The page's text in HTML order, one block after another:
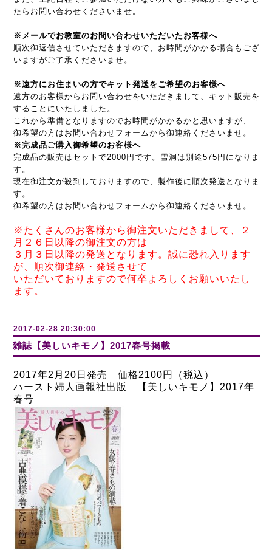
たらお問い合わせくださいませ。
※メールでお教室のお問い合わせいただいたお客様へ
順次御返信させていただきますので、お時間がかかる場合もござ
いますがご了承くださいませ。
※遠方にお住まいの方でキット発送をご希望のお客様へ
遠方のお客様からお問い合わせをいただきまして、キット販売を
することにいたしました。
これから準備となりますのでお時間がかかるかと思いますが、
御希望の方はお問い合わせフォームから御連絡くださいませ。
※完成品ご購入御希望のお客様へ
完成品の販売はセットで2000円です。雪洞は別途575円になりま
す。
現在御注文が殺到しておりますので、製作後に順次発送となりま
す。
御希望の方はお問い合わせフォームから御連絡くださいませ。
※たくさんのお客様から御注文いただきまして、２
月２６日以降の御注文の方は
３月３日以降の発送となります。誠に恐れ入ります
が、順次御連絡・発送させて
いただいておりますので何卒よろしくお願いいたし
ます。
2017-02-28 20:30:00
雑誌【美しいキモノ】2017春号掲載
2017年2月20日発売 価格2100円（税込）
ハースト婦人画報社出版 【美しいキモノ】2017年
春号